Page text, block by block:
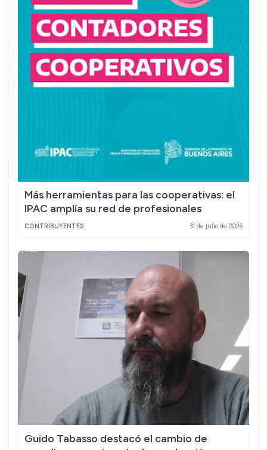
Más herramientas para las cooperativas: el
IPAC amplía su red de profesionales
CONTRIBUYENTES 31 de julio de 2026
Guido Tabasso destacó el cambio de